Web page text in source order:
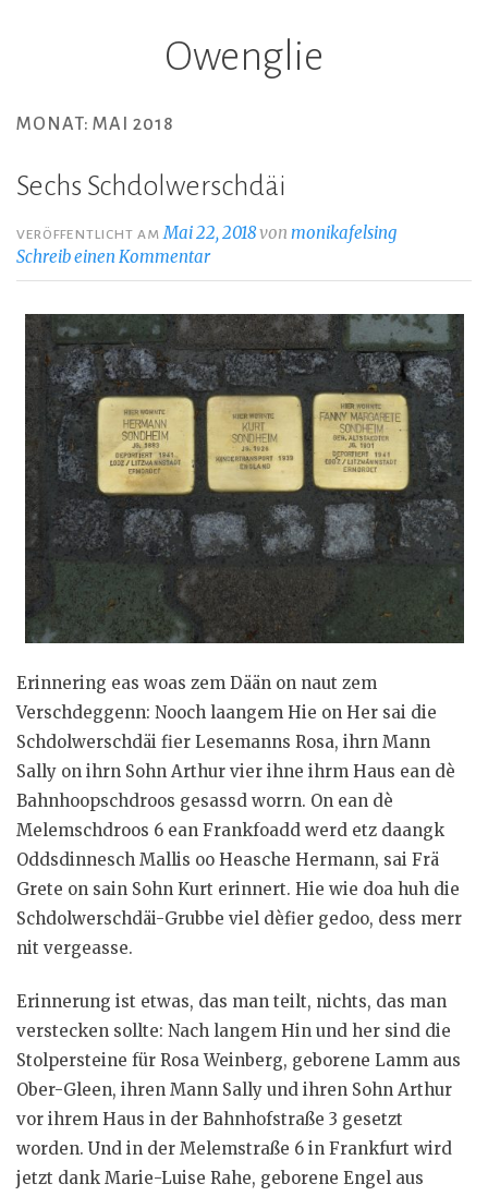
Owenglie
MONAT: MAI 2018
Sechs Schdolwerschdäi
VERÖFFENTLICHT AMMai 22, 2018vonmonikafelsing
Schreib einen Kommentar
Erinnering eas woas zem Dään on naut zem
Verschdeggenn: Nooch laangem Hie on Her sai die
Schdolwerschdäi fier Lesemanns Rosa, ihrn Mann
Sally on ihrn Sohn Arthur vier ihne ihrm Haus ean dè
Bahnhoopschdroos gesassd worrn. On ean dè
Melemschdroos 6 ean Frankfoadd werd etz daangk
Oddsdinnesch Mallis oo Heasche Hermann, sai Frä
Grete on sain Sohn Kurt erinnert. Hie wie doa huh die
Schdolwerschdäi-Grubbe viel dèfier gedoo, dess merr
nit vergeasse.
Erinnerung ist etwas, das man teilt, nichts, das man
verstecken sollte: Nach langem Hin und her sind die
Stolpersteine für Rosa Weinberg, geborene Lamm aus
Ober-Gleen, ihren Mann Sally und ihren Sohn Arthur
vor ihrem Haus in der Bahnhofstraße 3 gesetzt
worden. Und in der Melemstraße 6 in Frankfurt wird
jetzt dank Marie-Luise Rahe, geborene Engel aus